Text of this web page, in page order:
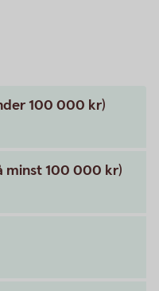
100 000 kr)
minst 100 000 kr)